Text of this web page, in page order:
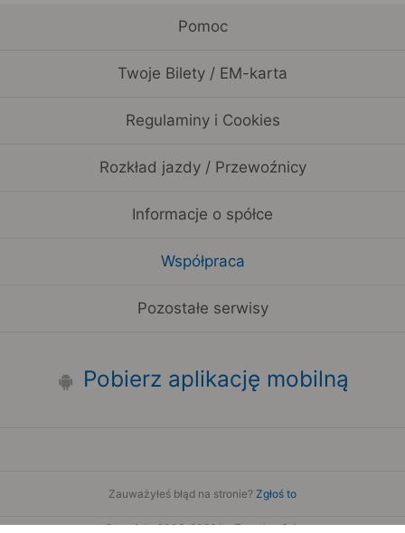
Pomoc
Twoje Bilety / EM-karta
Regulaminy i Cookies
Rozkład jazdy / Przewoźnicy
Informacje o spółce
Współpraca
Pozostałe serwisy
Pobierz aplikację mobilną
Zauważyłeś błąd na stronie? Zgłoś to
Copyright 2006-2026 by Teroplan S.A.